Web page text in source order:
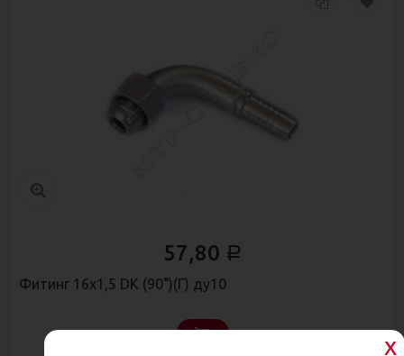
57,80 Р
Фитинг 16х1,5 DK (90°)(Г) ду10